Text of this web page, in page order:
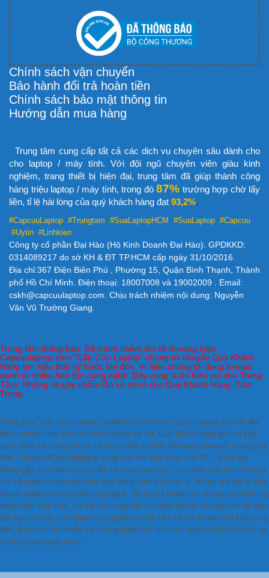
Chính sách vận chuyển
Bảo hành đổi trả hoàn tiền
Chính sách bảo mật thông tin
Hướng dẫn mua hàng
Trung tâm cung cấp tất cả các dịch vụ chuyên sâu dành cho
cho laptop / máy tính. Với đội ngũ chuyên viên giàu kinh
nghiệm, trang thiết bị hiện đại, trung tâm đã giúp thành công
hàng triệu laptop / máy tính, trong đó 87% trường hợp chờ lấy
liền, tỉ lệ hài lòng của quý khách hàng đạt 93,2%.
#CapcuuLaptop #Trungtam #SuaLaptopHCM
#SuaLaptop #Capcuu
#Uytin #Linhkien
Công ty cổ phần Đại Hào (Hộ Kinh Doanh Đại Hào). GPDKKD:
0314089217 do sở KH & ĐT TP.HCM cấp ngày 31/10/2016.
Địa chỉ:367 Điện Biên Phủ , Phường 15, Quận Bình Thạnh, Thành
phố Hồ Chí Minh. Điện thoại: 18007008 và 19002009 . Email:
cskh@capcuulaptop.com. Chịu trách nhiệm nội dung: Nguyễn
Văn Vũ Trường Giang.
Trung tâm thông báo: Để tránh nhằm lẫn về thương hiệu
Capcuulaptop.com "Cấp Cứu Laptop" chúng tôi khuyên Quý Khách
Hàng tìm hiểu thật kỹ trước khi đến. Vì hiện chúng tôi đang bị mạo
danh từ nhiều Anh Em cùng nghề. Đây cũng là tín hiệu vui cho Trung
Tâm. Những sẽ gây nhằm lẫn và rủi ro cho Quý Khách Hàng. Trân
Trọng
Trung tâm "Cấp Cứu Laptop" website chính thức Capcuulaptop.com là địa
điểm chuyên linh kiện vi mạch Laptop uy tín, Quý khách hàng gần xa yêu
mến. thiết kế mạng nội bộ và nhận kiểm tra kết nỗi mạng internet, mạng Lan,
Wifi. Chuyên #Capcuulaptop cung cấp linh kiện máy tính PC - Xách tay.
Nâng cấp, mua bán và trao đổi các loại máy tính , linh kiện máy tính cũ mới.
Tư vấn phần cứng máy tính hoạt động bình thường lại. Hỗ trợ giá đại lý cho
doanh nghiệp vừa và nhỏ cùng nghề. Hỗ trợ kỹ thuật cho những hội nhóm kỹ
thuật viên máy tính. Tư vấn và cung cấp linh kiện laptop và máy tính để bàn.
Đội ngũ chuyên viên giàu kinh nghiệm và tận tâm hỗ trợ nhanh cho khách xa
đến, được sự tín nhiệm và chứng nhận bởi nhiều cơ quan và tổ chức có uy
tín trong và ngoài nước.